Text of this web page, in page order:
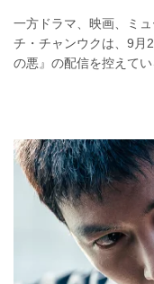
一方ドラマ、映画、ミ
チ・チャンウクは、9月
の悪』の配信を控えてい